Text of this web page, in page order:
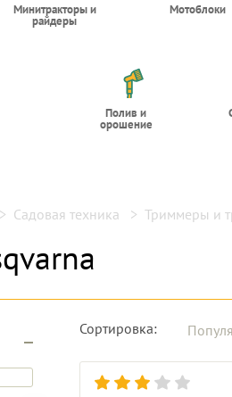
Минитракторы и
райдеры
Мотоблоки
Полив и
орошение
Садовая техника Триммеры и
Сортировка: